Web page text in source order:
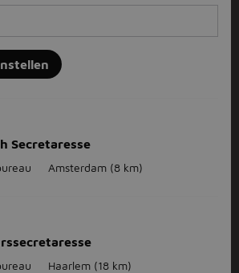
Secretaresse
Amsterdam (8 km)
Haarlem (18 km)